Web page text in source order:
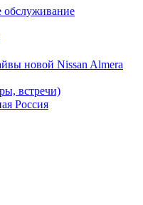
новой Nissan Almera
встречи)
Россия